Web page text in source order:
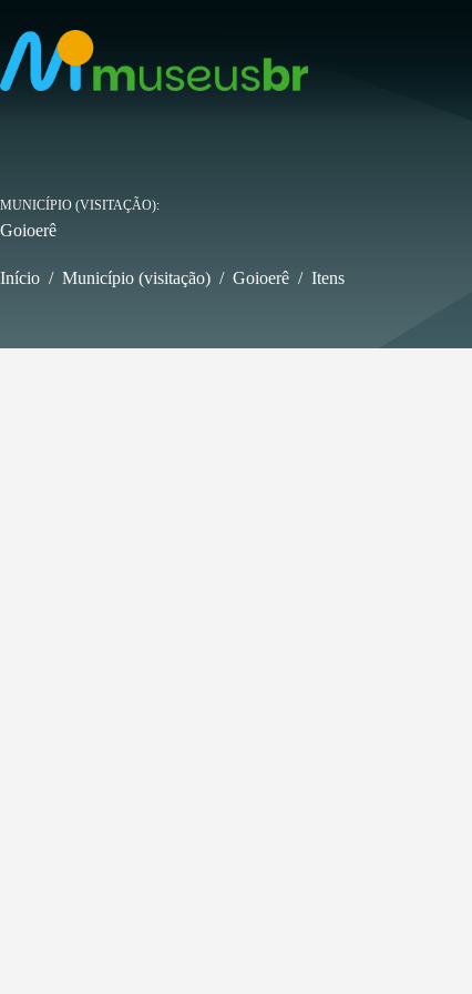
para
conteúdo
MUNICÍPIO (VISITAÇÃO)
Goioerê
Início / Município (visitação) / Goioerê / Itens